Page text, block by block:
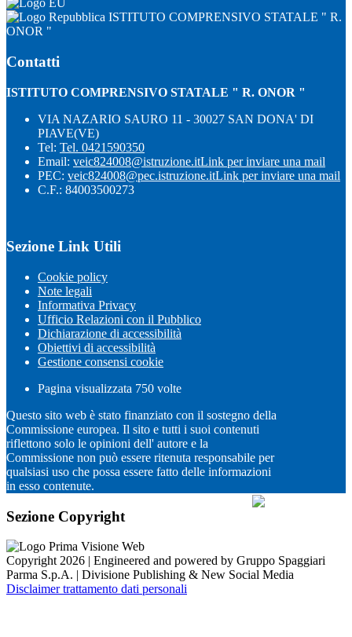
ISTITUTO COMPRENSIVO STATALE " R.
ONOR "
Contatti
ISTITUTO COMPRENSIVO STATALE " R. ONOR "
VIA NAZARIO SAURO 11 - 30027 SAN DONA' DI
PIAVE(VE)
Tel: Tel. 0421590350
Email: veic824008@istruzione.itLink per inviare una mail
PEC: veic824008@pec.istruzione.itLink per inviare una mail
C.F.: 84003500273
Sezione Link Utili
Cookie policy
Note legali
Informativa Privacy
Ufficio Relazioni con il Pubblico
Dichiarazione di accessibilità
Obiettivi di accessibilità
Gestione consensi cookie
Pagina visualizzata 750 volte
Questo sito web è stato finanziato con il sostegno della
Commissione europea. Il sito e tutti i suoi contenuti
riflettono solo le opinioni dell' autore e la
Commissione non può essere ritenuta responsabile per
qualsiasi uso che possa essere fatto delle informazioni
in esso contenute.
Sezione Copyright
Copyright 2026 | Engineered and powered by Gruppo Spaggiari
Parma S.p.A. | Divisione Publishing & New Social Media
Disclaimer trattamento dati personali